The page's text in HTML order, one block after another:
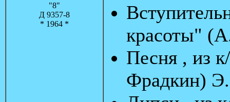
"8"
Д 9357-8
* 1964 *
красоты"
Песня , из
Фрадкин)